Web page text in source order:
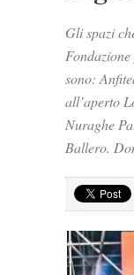
Gli spazi
sono:
all’aperto
Nuraghe
Ballero.